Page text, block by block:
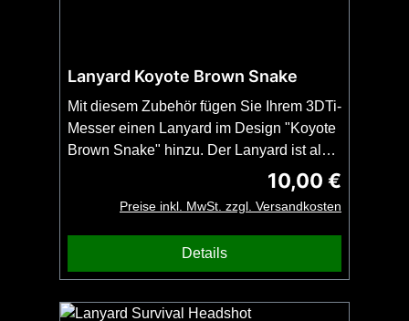
Lanyard Koyote Brown Snake
Mit diesem Zubehör fügen Sie Ihrem 3DTi-
Messer einen Lanyard im Design "Koyote
Brown Snake" hinzu. Der Lanyard ist als
Snake-Knoten geknüpft und passt an alle
3DTi-Messer und Kubotane. Wichtig:
Bestellen Sie diesen Artikel zusammen
mit Ihrem 3DTi-Messer oder Kubotan.
Kein Versand ohne Messer oder Kubotan
möglich. Kein Bead enthalten.
Regulärer Preis:
10,00 €
Preise inkl. MwSt. zzgl. Versandkosten
Details